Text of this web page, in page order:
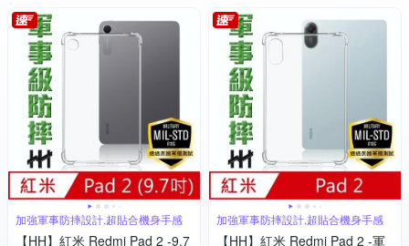
加強軍事防摔設計,超貼合機身手感
【HH】紅米 Redmi Pad 2 -9.7
加強軍事防摔設計,超貼合機身手感
【HH】紅米 Redmi Pad 2 -軍